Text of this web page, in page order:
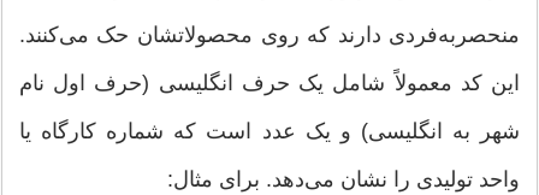
منحصربه‌فردی دارند که روی محصولاتشان حک می‌کنند.
این کد معمولاً شامل یک حرف انگلیسی (حرف اول نام
شهر به انگلیسی) و یک عدد است که شماره کارگاه یا
واحد تولیدی را نشان می‌دهد. برای مثال: